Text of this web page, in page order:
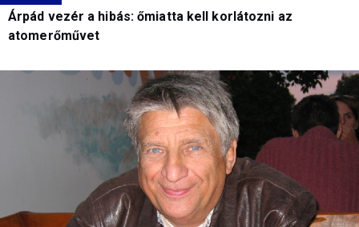
Árpád vezér a hibás: őmiatta kell korlátozni az
atomerőművet